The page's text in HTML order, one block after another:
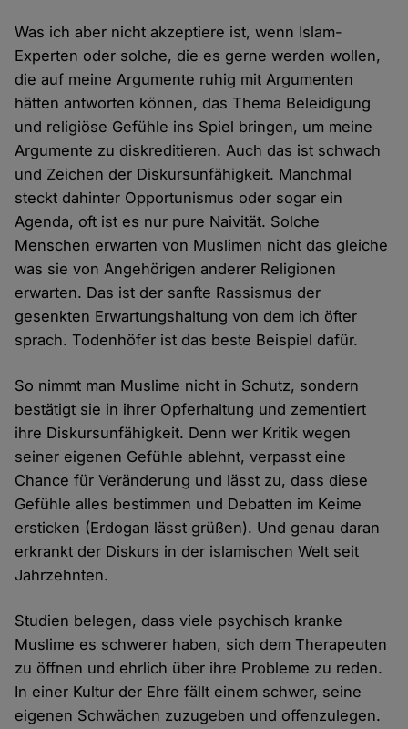
Was ich aber nicht akzeptiere ist, wenn Islam-
Experten oder solche, die es gerne werden wollen,
die auf meine Argumente ruhig mit Argumenten
hätten antworten können, das Thema Beleidigung
und religiöse Gefühle ins Spiel bringen, um meine
Argumente zu diskreditieren. Auch das ist schwach
und Zeichen der Diskursunfähigkeit. Manchmal
steckt dahinter Opportunismus oder sogar ein
Agenda, oft ist es nur pure Naivität. Solche
Menschen erwarten von Muslimen nicht das gleiche
was sie von Angehörigen anderer Religionen
erwarten. Das ist der sanfte Rassismus der
gesenkten Erwartungshaltung von dem ich öfter
sprach. Todenhöfer ist das beste Beispiel dafür.
So nimmt man Muslime nicht in Schutz, sondern
bestätigt sie in ihrer Opferhaltung und zementiert
ihre Diskursunfähigkeit. Denn wer Kritik wegen
seiner eigenen Gefühle ablehnt, verpasst eine
Chance für Veränderung und lässt zu, dass diese
Gefühle alles bestimmen und Debatten im Keime
ersticken (Erdogan lässt grüßen). Und genau daran
erkrankt der Diskurs in der islamischen Welt seit
Jahrzehnten.
Studien belegen, dass viele psychisch kranke
Muslime es schwerer haben, sich dem Therapeuten
zu öffnen und ehrlich über ihre Probleme zu reden.
In einer Kultur der Ehre fällt einem schwer, seine
eigenen Schwächen zuzugeben und offenzulegen.